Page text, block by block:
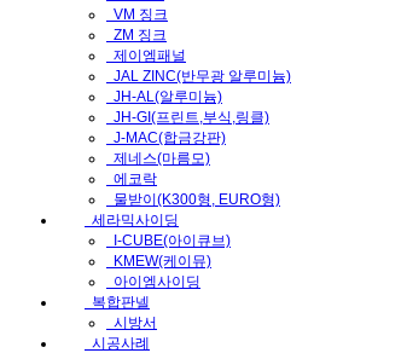
VM 징크
ZM 징크
제이엠패널
JAL ZINC(반무광 알루미늄)
JH-AL(알루미늄)
JH-GI(프린트,부식,링클)
J-MAC(합금강판)
제네스(마름모)
에코락
물받이(K300형, EURO형)
세라믹사이딩
I-CUBE(아이큐브)
KMEW(케이뮤)
아이엠사이딩
복합판넬
시방서
시공사례